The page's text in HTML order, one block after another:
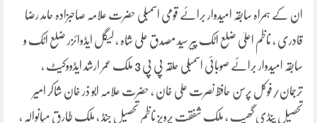
ان کے ہمراہ سابقہ امیدوار برائے قومی اسمبلی حضرت علامہ صاحبزادہ حامد رضا
قادری ، ناظم اعلیٰ ضلع اٹک پیر سید مصدق علی شاہ ، لیگل ایڈوائزر ضلع اٹک و
سابقہ امیدوار برائے صوبائی اسمبلی حلقہ پی پی 3 ملک عمر ارشد ایڈووکیٹ ،
ترجمان/فوکل پرسن حافظ نصرت علی خان ، حضرت علامہ ابو ذر خان شاکر امیر
تحصیل پنڈی گھیب ، ملک شفقت پرویز ناظم تحصیل جنڈ ، ملک طارق میانوالہ ،